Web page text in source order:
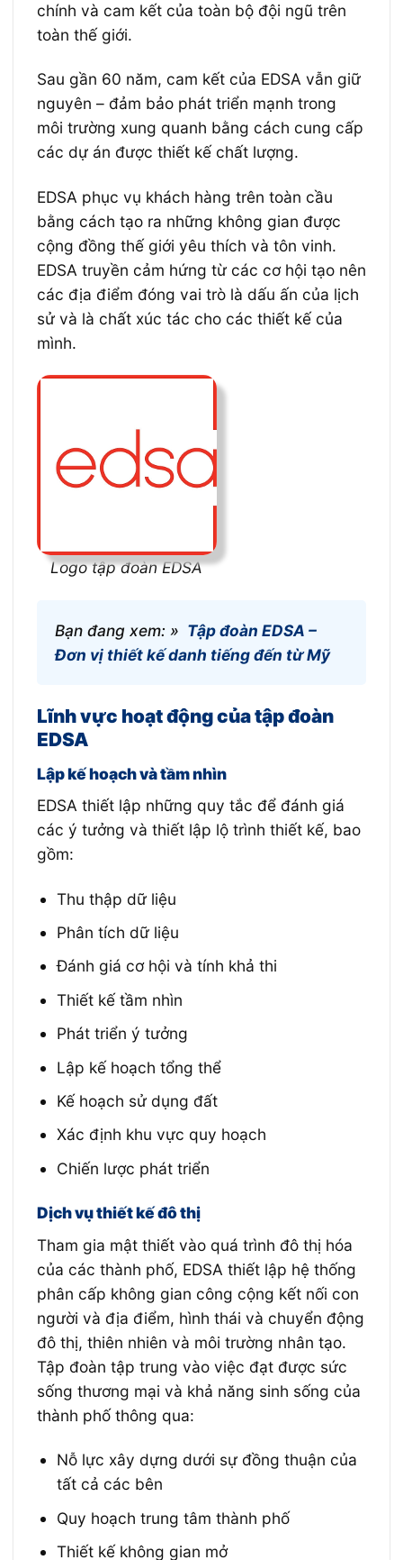
chính và cam kết của toàn bộ đội ngũ trên
toàn thế giới.
Sau gần 60 năm, cam kết của EDSA vẫn giữ
nguyên – đảm bảo phát triển mạnh trong
môi trường xung quanh bằng cách cung cấp
các dự án được thiết kế chất lượng.
EDSA phục vụ khách hàng trên toàn cầu
bằng cách tạo ra những không gian được
cộng đồng thế giới yêu thích và tôn vinh.
EDSA truyền cảm hứng từ các cơ hội tạo nên
các địa điểm đóng vai trò là dấu ấn của lịch
sử và là chất xúc tác cho các thiết kế của
mình.
Logo tập đoàn EDSA
Bạn đang xem: » Tập đoàn EDSA –
Đơn vị thiết kế danh tiếng đến từ Mỹ
Lĩnh vực hoạt động của tập đoàn
EDSA
Lập kế hoạch và tầm nhìn
EDSA thiết lập những quy tắc để đánh giá
các ý tưởng và thiết lập lộ trình thiết kế, bao
gồm:
Thu thập dữ liệu
Phân tích dữ liệu
Đánh giá cơ hội và tính khả thi
Thiết kế tầm nhìn
Phát triển ý tưởng
Lập kế hoạch tổng thể
Kế hoạch sử dụng đất
Xác định khu vực quy hoạch
Chiến lược phát triển
Dịch vụ thiết kế đô thị
Tham gia mật thiết vào quá trình đô thị hóa
của các thành phố, EDSA thiết lập hệ thống
phân cấp không gian công cộng kết nối con
người và địa điểm, hình thái và chuyển động
đô thị, thiên nhiên và môi trường nhân tạo.
Tập đoàn tập trung vào việc đạt được sức
sống thương mại và khả năng sinh sống của
thành phố thông qua:
Nỗ lực xây dựng dưới sự đồng thuận của
tất cả các bên
Quy hoạch trung tâm thành phố
Thiết kế không gian mở